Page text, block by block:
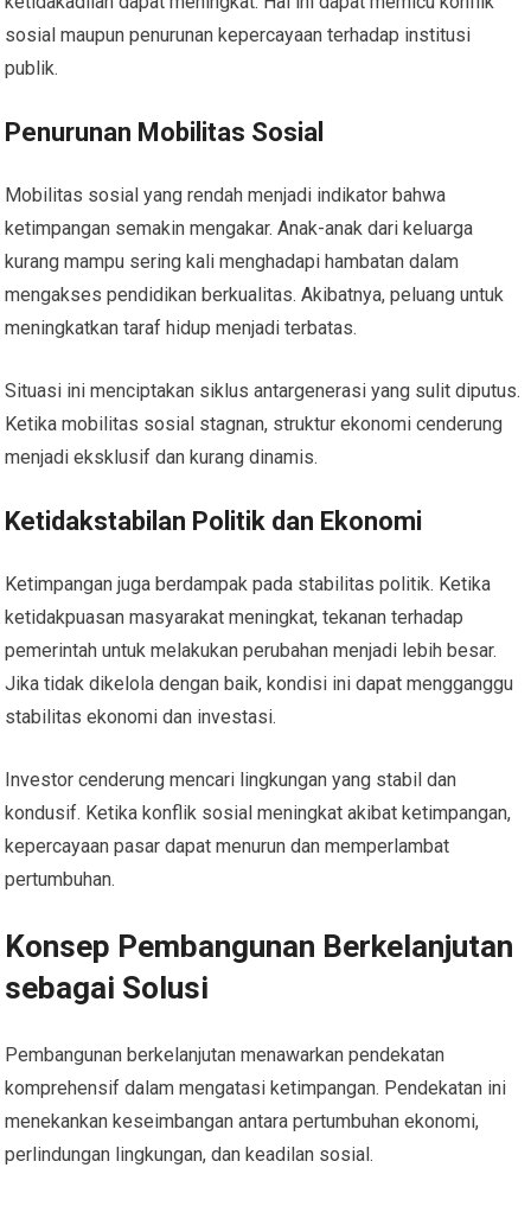
sosial maupun penurunan kepercayaan terhadap institusi
publik.
Penurunan Mobilitas Sosial
Mobilitas sosial yang rendah menjadi indikator bahwa
ketimpangan semakin mengakar. Anak-anak dari keluarga
kurang mampu sering kali menghadapi hambatan dalam
mengakses pendidikan berkualitas. Akibatnya, peluang untuk
meningkatkan taraf hidup menjadi terbatas.
Situasi ini menciptakan siklus antargenerasi yang sulit diputus.
Ketika mobilitas sosial stagnan, struktur ekonomi cenderung
menjadi eksklusif dan kurang dinamis.
Ketidakstabilan Politik dan Ekonomi
Ketimpangan juga berdampak pada stabilitas politik. Ketika
ketidakpuasan masyarakat meningkat, tekanan terhadap
pemerintah untuk melakukan perubahan menjadi lebih besar.
Jika tidak dikelola dengan baik, kondisi ini dapat mengganggu
stabilitas ekonomi dan investasi.
Investor cenderung mencari lingkungan yang stabil dan
kondusif. Ketika konflik sosial meningkat akibat ketimpangan,
kepercayaan pasar dapat menurun dan memperlambat
pertumbuhan.
Konsep Pembangunan Berkelanjutan
sebagai Solusi
Pembangunan berkelanjutan menawarkan pendekatan
komprehensif dalam mengatasi ketimpangan. Pendekatan ini
menekankan keseimbangan antara pertumbuhan ekonomi,
perlindungan lingkungan, dan keadilan sosial.